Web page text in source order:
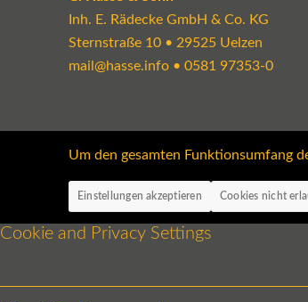
Inh. E. Rädecke GmbH & Co. KG
Sternstraße 10 • 29525 Uelzen
mail@hasse.info• 0581 97353-0
Um den gesamten Funktionsumfang
Einstellungen akzeptieren Cookies nicht
Cookie and Privacy Settings